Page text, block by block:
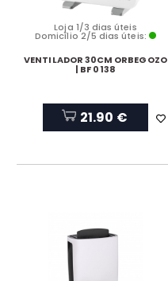
Loja 1/3 dias úteis
Domicílio 2/5 dias úteis:
VENTILADOR 30CM ORBEGOZO
| BF 0138
21.90 €